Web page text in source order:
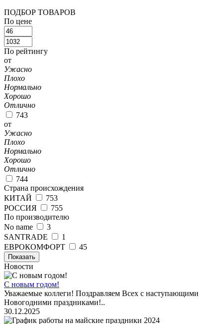
ПОДБОР ТОВАРОВ
По цене
По рейтингу
от
Ужасно
Плохо
Нормально
Хорошо
Отлично
743
от
Ужасно
Плохо
Нормально
Хорошо
Отлично
744
Страна происхождения
КИТАЙ
753
РОССИЯ
755
По производителю
No name
3
SANTRADE
1
ЕВРОКОМФОРТ
45
Показать
Новости
С новым годом!
Уважаемые коллеги! Поздравляем Всех с наступающими
Новогодними праздниками!..
30.12.2025